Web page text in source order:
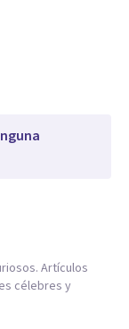
Artículos
célebres y